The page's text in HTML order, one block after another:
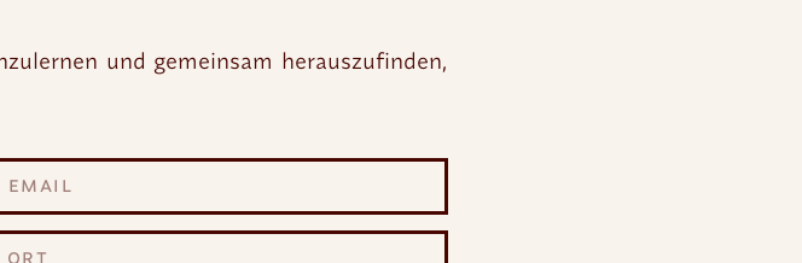
und gemeinsam herauszufinden,